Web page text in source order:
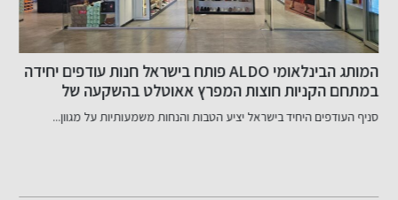
המותג הבינלאומי ALDO פותח בישראל חנות עודפים יחידה
במתחם הקניות חוצות המפרץ אאוטלט בהשקעה של
כ-800 אלף שקל
סניף העודפים היחיד בישראל יציע הטבות והנחות משמעותיות על מגוון...